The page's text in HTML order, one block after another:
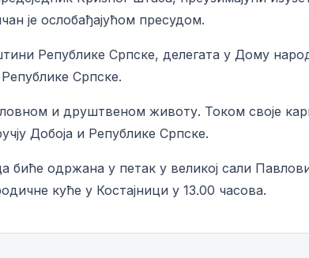
је ослобађајућом пресудом.
Републике Српске, делегата у Дому
Српске.
и друштвеном животу. Током своје
Добоја и Републике Српске.
одржана у петак у великој сали
куће у Костајници у 13.00 часова.